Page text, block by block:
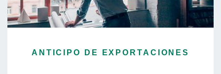
ANTICIPO DE EXPORTACIONES